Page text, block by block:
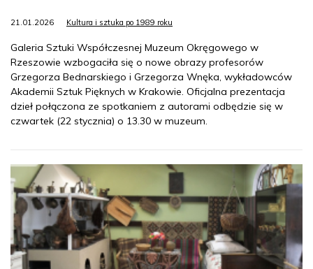
21.01.2026 Kultura i sztuka po 1989 roku
Galeria Sztuki Współczesnej Muzeum Okręgowego w
Rzeszowie wzbogaciła się o nowe obrazy profesorów
Grzegorza Bednarskiego i Grzegorza Wnęka, wykładowców
Akademii Sztuk Pięknych w Krakowie. Oficjalna prezentacja
dzieł połączona ze spotkaniem z autorami odbędzie się w
czwartek (22 stycznia) o 13.30 w muzeum.